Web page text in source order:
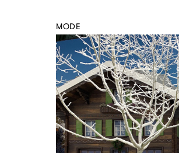
MODE
Défilé Prêt-à-Porter
Scénographe : Stefan
CHANEL -
Grand Palais . Paris .
CONSTRUCTIONS